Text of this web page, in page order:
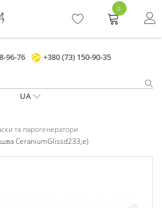
96-76 +380 (73) 150-90-35
UA
0
та парогенератори
CeraniumGlissd233;e)